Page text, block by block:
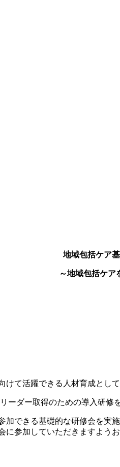
地域包括ケア
～地域包括ケア
て活躍できる人材育成として
ーダー取得のための導入研修
できる基礎的な研修会を
参加していただきますようお